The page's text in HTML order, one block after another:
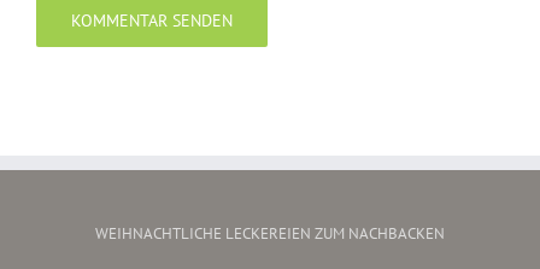
WEIHNACHTLICHE LECKEREIEN ZUM NACHBACKEN